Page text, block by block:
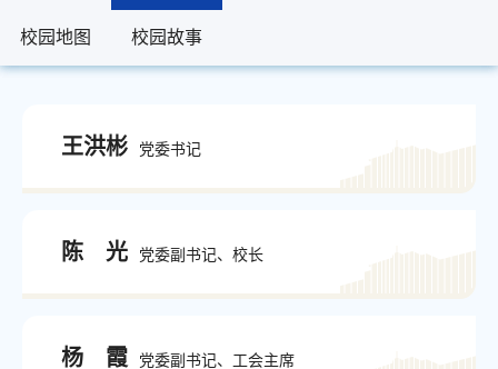
校园地图 校园故事
校园地图 校园故事
王洪彬 党委书记
陈 光 党委副书记、校长
杨 霞 党委副书记、工会主席